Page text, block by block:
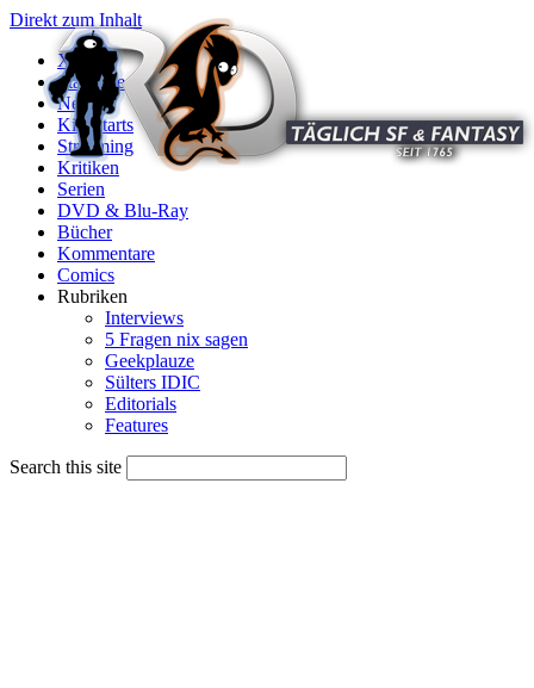
Direkt zum Inhalt
X
Startseite
News
Kinostarts
Streaming
Kritiken
Serien
DVD & Blu-Ray
Bücher
Kommentare
Comics
Rubriken
Interviews
5 Fragen nix sagen
Geekplauze
Sülters IDIC
Editorials
Features
Search this site